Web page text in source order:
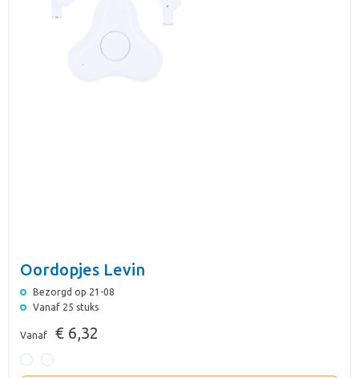
Oordopjes Levin
Bezorgd op 21-08
Vanaf 25 stuks
Vanaf € 6,32